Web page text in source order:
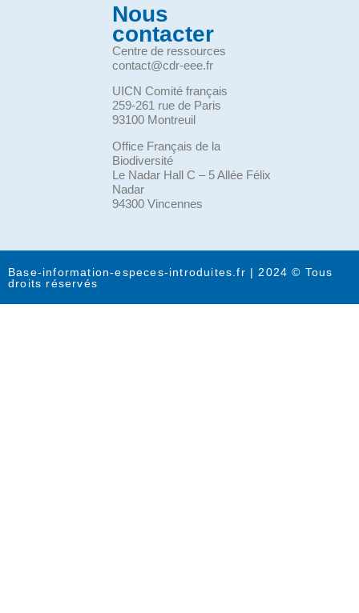
Nous
contacter
Centre de ressources
contact@cdr-eee.fr
UICN Comité français
259-261 rue de Paris
93100 Montreuil
Office Français de la
Biodiversité
Le Nadar Hall C – 5 Allée Félix
Nadar
94300 Vincennes
Base-information-especes-introduites.fr | 2024 © Tous
droits réservés